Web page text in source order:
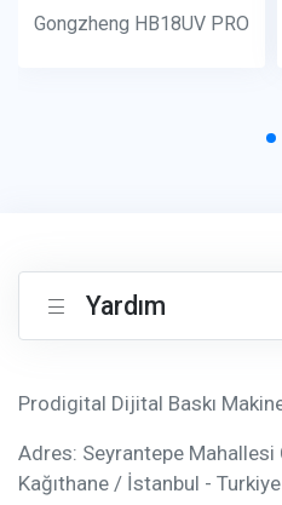
Gongzheng HB18UV PRO
Yardım
Prodigital Dijital Baskı
Adres: Seyrantepe Mahallesi
Kağıthane / İstanbul - Turkiye